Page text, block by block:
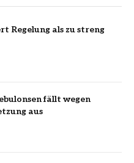
Regelung als zu streng
fällt wegen
aus